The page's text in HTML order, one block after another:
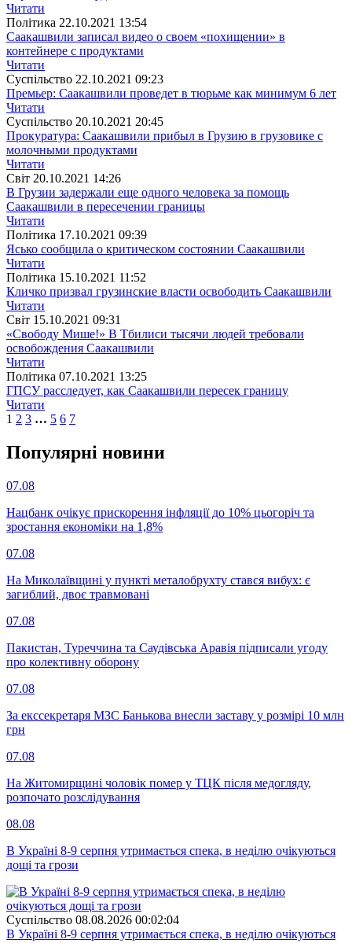
Читати
Полiтика 22.10.2021 13:54
Саакашвили записал видео о своем «похищении» в
контейнере с продуктами
Читати
Суспiльство 22.10.2021 09:23
Премьер: Саакашвили проведет в тюрьме как минимум 6 лет
Читати
Суспiльство 20.10.2021 20:45
Прокуратура: Саакашвили прибыл в Грузию в грузовике с
молочными продуктами
Читати
Свiт 20.10.2021 14:26
В Грузии задержали еще одного человека за помощь
Саакашвили в пересечении границы
Читати
Полiтика 17.10.2021 09:39
Ясько сообщила о критическом состоянии Саакашвили
Читати
Полiтика 15.10.2021 11:52
Кличко призвал грузинские власти освободить Саакашвили
Читати
Свiт 15.10.2021 09:31
«Свободу Мише!» В Тбилиси тысячи людей требовали
освобождения Саакашвили
Читати
Полiтика 07.10.2021 13:25
ГПСУ расследует, как Саакашвили пересек границу
Читати
1 2 3 … 5 6 7
Популярнi новини
07.08
Нацбанк очікує прискорення інфляції до 10% цьогоріч та
зростання економіки на 1,8%
07.08
На Миколаївщині у пункті металобрухту стався вибух: є
загиблий, двоє травмовані
07.08
Пакистан, Туреччина та Саудівська Аравія підписали угоду
про колективну оборону
07.08
За екссекретаря МЗС Банькова внесли заставу у розмірі 10 млн
грн
07.08
На Житомирщині чоловік помер у ТЦК після медогляду,
розпочато розслідування
08.08
В Україні 8-9 серпня утримається спека, в неділю очікуються
дощі та грози
Суспiльство 08.08.2026 00:02:04
В Україні 8-9 серпня утримається спека, в неділю очікуються